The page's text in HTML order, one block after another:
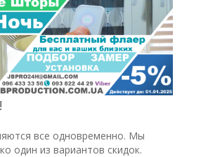
все одновременно. Мы
один из вариантов скидок.